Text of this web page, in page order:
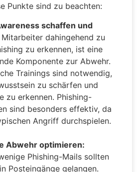
Punkte sind zu beachten:
schaffen und
Mitarbeiter dahingehend zu
zu erkennen, ist eine
Komponente zur Abwehr.
Trainings sind notwendig,
zu schärfen und
zu erkennen. Phishing-
sind besonders effektiv, da
Angriff durchspielen.
Abwehr optimieren:
Phishing-Mails sollten
Posteingänge gelangen.